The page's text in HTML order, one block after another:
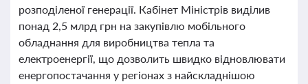
розподіленої генерації. Кабінет Міністрів виділив
понад 2,5 млрд грн на закупівлю мобільного
обладнання для виробництва тепла та
електроенергії, що дозволить швидко відновлювати
енергопостачання у регіонах з найскладнішою